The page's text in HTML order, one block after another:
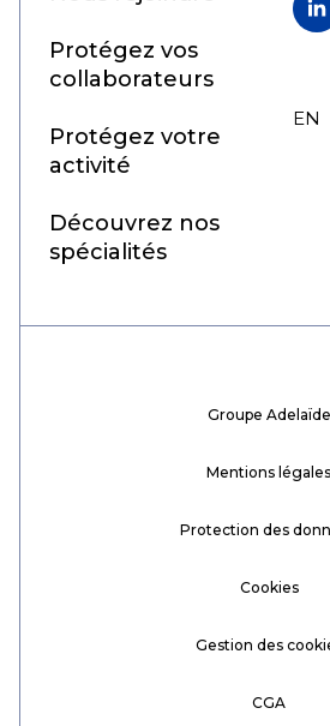
Protégez vos
collaborateurs
Protégez votre
activité
Découvrez nos
spécialités
FR
EN
Groupe Adelaïde
Mentions légales
Protection des
Cookies
Gestion des
CGA